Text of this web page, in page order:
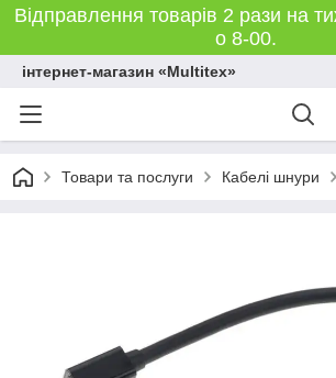
Відправлення товарів 2 рази на
о 8-00.
інтернет-магазин «Multitex»
Товари та послуги Кабелі шнури